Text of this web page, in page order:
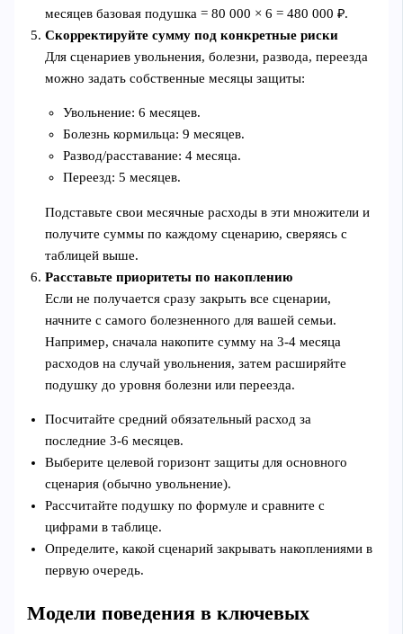
месяцев базовая подушка = 80 000 × 6 = 480 000 ₽.
Скорректируйте сумму под конкретные риски
Для сценариев увольнения, болезни, развода, переезда
можно задать собственные месяцы защиты:
Увольнение: 6 месяцев.
Болезнь кормильца: 9 месяцев.
Развод/расставание: 4 месяца.
Переезд: 5 месяцев.
Подставьте свои месячные расходы в эти множители и
получите суммы по каждому сценарию, сверяясь с
таблицей выше.
Расставьте приоритеты по накоплению
Если не получается сразу закрыть все сценарии,
начните с самого болезненного для вашей семьи.
Например, сначала накопите сумму на 3-4 месяца
расходов на случай увольнения, затем расширяйте
подушку до уровня болезни или переезда.
Посчитайте средний обязательный расход за
последние 3-6 месяцев.
Выберите целевой горизонт защиты для основного
сценария (обычно увольнение).
Рассчитайте подушку по формуле и сравните с
цифрами в таблице.
Определите, какой сценарий закрывать накоплениями в
первую очередь.
Модели поведения в ключевых